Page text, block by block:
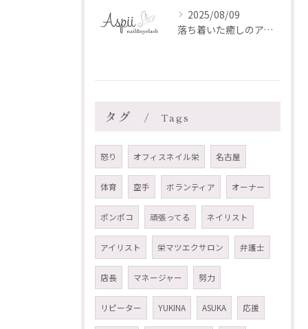
2025/08/09
落ち着いた癒しのアイリスト AKI のご紹介✨
タグ Tags
怒り オフィスネイル栄 名古屋
体育 空手 ボランティア オーナー
ポンポコ 頑張ってる ネイリスト
アイリスト 栄マツエクサロン 弁護士
店長 マネージャー 努力
リピーター YUKINA ASUKA 応援